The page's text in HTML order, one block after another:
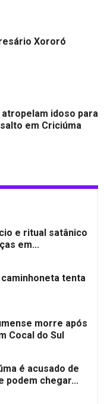
Xororó
idoso para
em Criciúma
e ritual satânico
em...
tenta
morre após
Cocal do Sul
é acusado de
podem chegar...